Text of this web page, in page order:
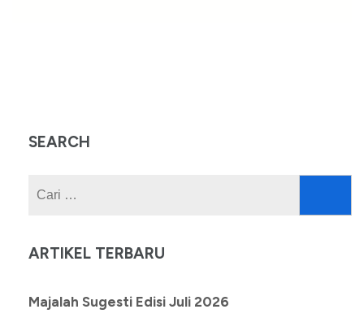
SEARCH
ARTIKEL TERBARU
Majalah Sugesti Edisi Juli 2026